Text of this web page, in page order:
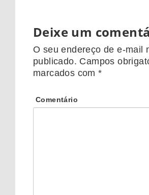
Deixe um
O seu endereço de e-mail
publicado. Campos
marcados com*
Comentário